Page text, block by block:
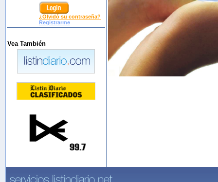
¿Olvidó su contraseña?
Registrarme
Vea También